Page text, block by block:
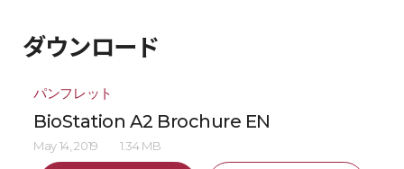
ダウンロード
パンフレット
BioStation A2 Brochure EN
May 14, 2019 1.34 MB